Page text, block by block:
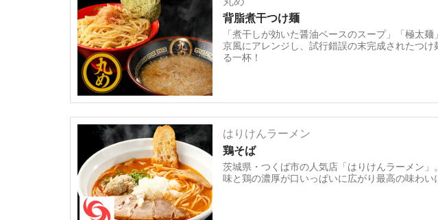
背脂煮干つけ麺
「煮干しが効いた醤油ベースのスープ」「極太
京風にアレンジし、試行錯誤の末完成されたつ
る一杯！
はりけんラーメン
鶏そば
茨城県・つくば市の人気店「はりけんラーメン
味と鶏の濃厚が口いっぱいに広がり最高の味わ